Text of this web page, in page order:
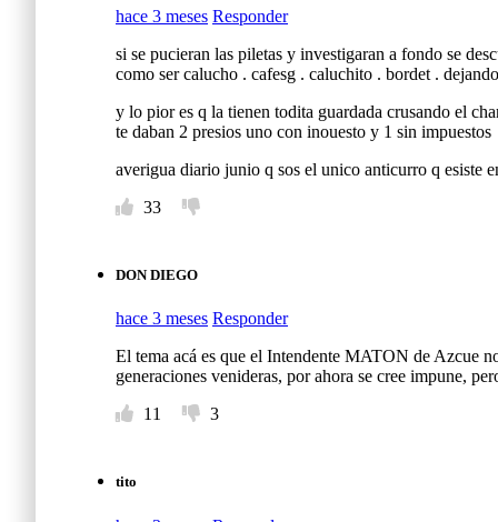
hace 3 meses Responder
si se pucieran las piletas y investigaran a fondo se
como ser calucho . cafesg . caluchito . bordet .
y lo pior es q la tienen todita guardada crusando el
te daban 2 presios uno con inouesto y 1 sin impuestos
averigua diario junio q sos el unico anticurro q esiste
33
DON DIEGO
hace 3 meses Responder
El tema acá es que el Intendente MATON de Azcue
generaciones venideras, por ahora se cree impune,
11
3
tito